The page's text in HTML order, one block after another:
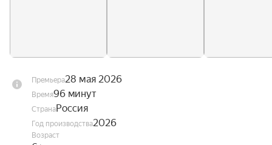
фоне известных достопримечательностей и
разгадав загадки, они смогут пройти все уровни
игры и вернуть мир к жизни.
Премьера28 мая 2026
Время96 минут
СтранаРоссия
Год производства2026
Возраст